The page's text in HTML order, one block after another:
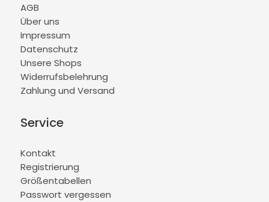
AGB
Über uns
Impressum
Datenschutz
Unsere Shops
Widerrufsbelehrung
Zahlung und Versand
Service
Kontakt
Registrierung
Größentabellen
Passwort vergessen